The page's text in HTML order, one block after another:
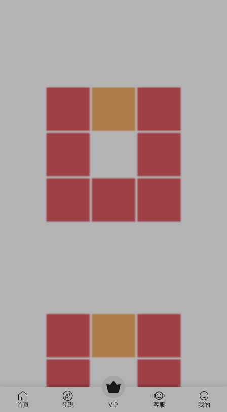
首頁 發現 VIP 客服 我的